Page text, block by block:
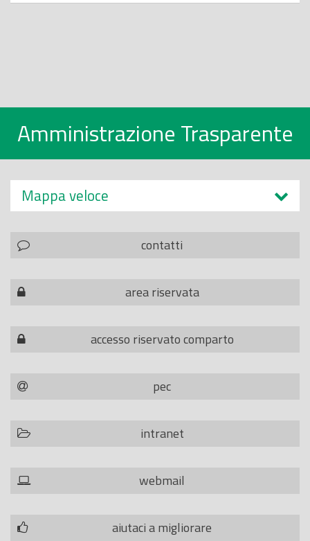
Amministrazione Trasparente
Mappa veloce
contatti
area riservata
accesso riservato comparto
pec
intranet
webmail
aiutaci a migliorare